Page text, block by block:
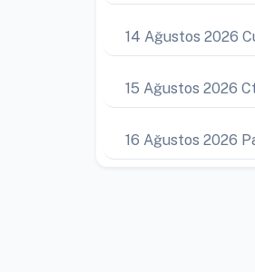
14 Ağustos 2026
15 Ağustos 2026
16 Ağustos 2026